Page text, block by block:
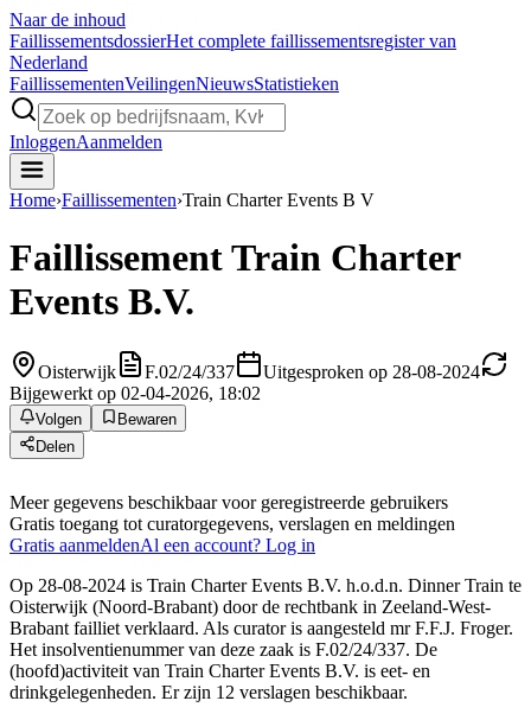
Naar de inhoud
FaillissementsdossierHet complete faillissementsregister van
Nederland
FaillissementenVeilingenNieuwsStatistieken
InloggenAanmelden
Home›Faillissementen›Train Charter Events B V
FaillissementTrain Charter
Events B.V.
Oisterwijk F.02/24/337
Uitgesproken op 28-08-2024
Bijgewerkt op 02-04-2026, 18:02
Volgen
Bewaren
Delen
Meer gegevens beschikbaar voor geregistreerde gebruikers
Gratis toegang tot curatorgegevens, verslagen en meldingen
Gratis aanmeldenAl een account? Log in
Op 28-08-2024 is Train Charter Events B.V. h.o.d.n. Dinner Train te
Oisterwijk (Noord-Brabant) door de rechtbank in Zeeland-West-
Brabant failliet verklaard. Als curator is aangesteld mr F.F.J. Froger.
Het insolventienummer van deze zaak is F.02/24/337. De
(hoofd)activiteit van Train Charter Events B.V. is eet- en
drinkgelegenheden. Er zijn 12 verslagen beschikbaar.